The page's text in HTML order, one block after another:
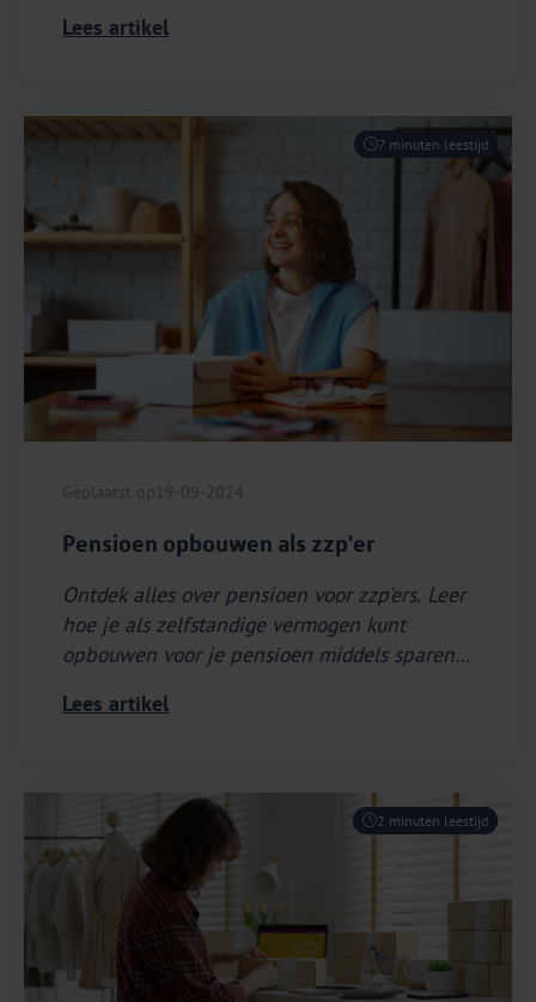
voor de branches bouw, zorg, logistiek en
Lees artikel
7 minuten leestijd
Geplaatst op 19-09-2024
Pensioen opbouwen als zzp'er
Ontdek alles over pensioen voor zzp'ers. Leer
hoe je als zelfstandige vermogen kunt
opbouwen voor je pensioen middels sparen
Lees artikel
2 minuten leestijd